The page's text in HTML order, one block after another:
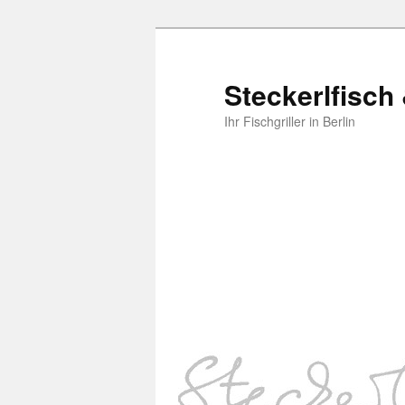
Steckerlfisch
Ihr Fischgriller in Berlin